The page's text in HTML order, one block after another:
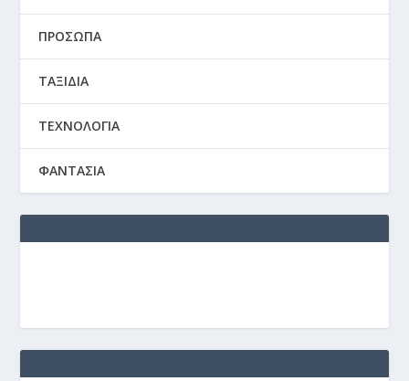
ΠΡΟΣΩΠΑ
ΤΑΞΙΔΙΑ
ΤΕΧΝΟΛΟΓΙΑ
ΦΑΝΤΑΣΙΑ